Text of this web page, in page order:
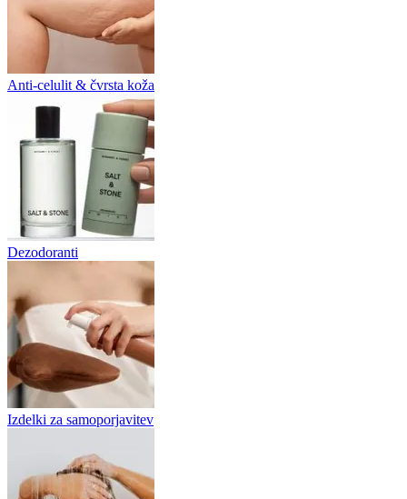
Anti-celulit & čvrsta koža
Dezodoranti
Izdelki za samoporjavitev